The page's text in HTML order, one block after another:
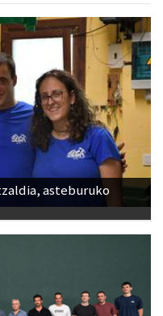
asteburuko